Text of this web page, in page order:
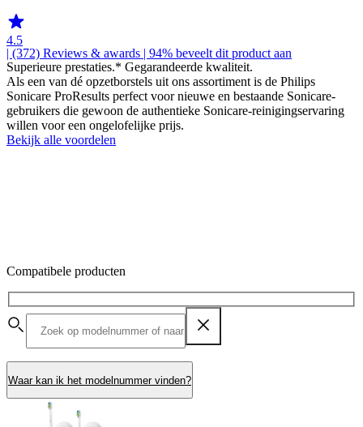
4.5
| (372) Reviews & awards | 94% beveelt dit product aan
Superieure prestaties.* Gegarandeerde kwaliteit.
Als een van dé opzetborstels uit ons assortiment is de Philips
Sonicare ProResults perfect voor nieuwe en bestaande Sonicare-
gebruikers die gewoon de authentieke Sonicare-reinigingservaring
willen voor een ongelofelijke prijs.
Bekijk alle voordelen
Compatibele producten
Waar kan ik het modelnummer vinden?